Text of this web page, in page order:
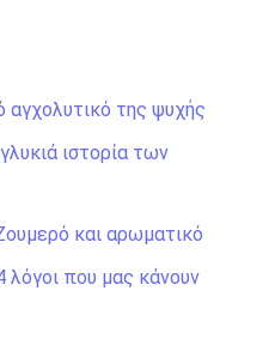
αγχολυτικό της ψυχής
ιστορία των
και αρωματικό
που μας κάνουν